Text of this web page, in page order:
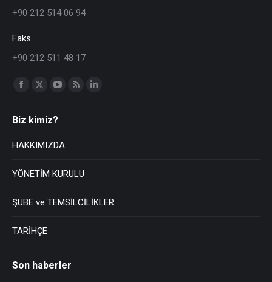
+90 212 514 06 94
Faks
+90 212 511 48 17
Find us on:
Biz kimiz?
HAKKIMIZDA
YÖNETİM KURULU
ŞUBE ve TEMSİLCİLİKLER
TARİHÇE
Son haberler